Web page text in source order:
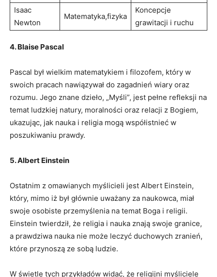
Isaac
Newton
Matematyka,fizyka
Koncepcje
grawitacji i ruchu
4. Blaise Pascal
Pascal był wielkim matematykiem i filozofem, który w
swoich pracach nawiązywał do zagadnień wiary oraz
rozumu. Jego znane dzieło, „Myśli”, jest pełne refleksji na
temat ludzkiej natury, moralności oraz relacji z Bogiem,
ukazując, jak nauka i religia mogą współistnieć w
poszukiwaniu prawdy.
5. Albert Einstein
Ostatnim z omawianych myślicieli jest Albert Einstein,
który, mimo iż był głównie uważany za naukowca, miał
swoje osobiste przemyślenia na temat Boga i religii.
Einstein twierdził, że religia i nauka znają swoje granice,
a prawdziwa nauka nie może leczyć duchowych zranień,
które przynoszą ze sobą ludzie.
W świetle tych przykładów widać, że religijni myśliciele